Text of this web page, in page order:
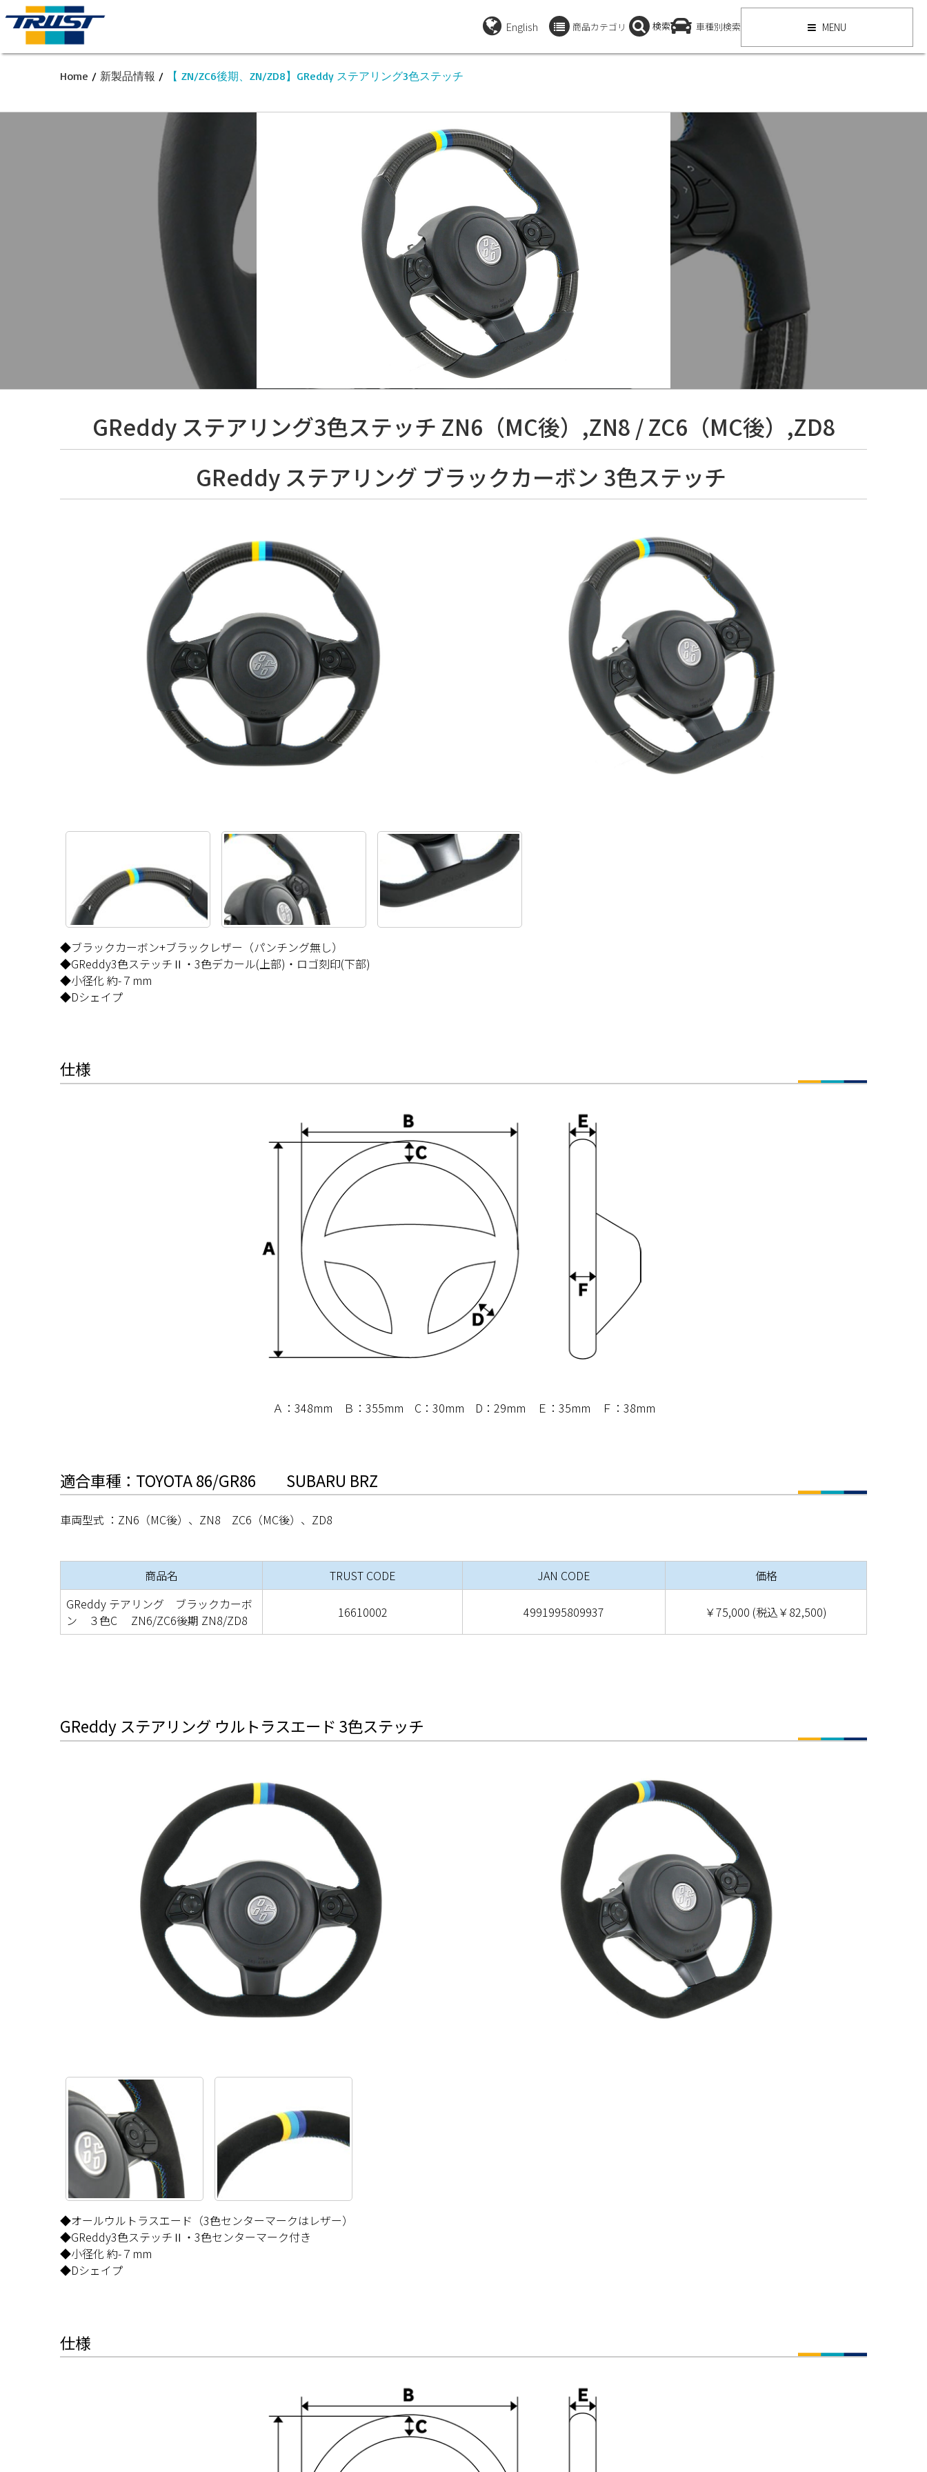
English 商品カテゴリ 検索 車種別検索 MENU
Home / 新製品情報 / 【 ZN/ZC6後期、ZN/ZD8】GReddy ステアリング3色ステッチ
GReddy ステアリング3色ステッチ ZN6（MC後）,ZN8 / ZC6（MC後）,ZD8
GReddy ステアリング ブラックカーボン 3色ステッチ
◆ブラックカーボン+ブラックレザー（パンチング無し）
◆GReddy3色ステッチⅡ・3色デカール(上部)・ロゴ刻印(下部)
◆小径化 約-７mm
◆Dシェイプ
仕様
Ａ：348mm Ｂ：355mm C：30mm D：29mm Ｅ：35mm Ｆ：38mm
適合車種：TOYOTA 86/GR86 SUBARU BRZ
車両型式 ：ZN6（MC後）、ZN8 ZC6（MC後）、ZD8
商品名 TRUST CODE JAN CODE
価格
GReddy テアリング ブラックカーボ
ン ３色C ZN6/ZC6後期 ZN8/ZD8
16610002 4991995809937 ￥75,000 (税込￥82,500)
GReddy ステアリング ウルトラスエード 3色ステッチ
◆オールウルトラスエード（3色センターマークはレザー）
◆GReddy3色ステッチⅡ・3色センターマーク付き
◆小径化 約-７mm
◆Dシェイプ
仕様